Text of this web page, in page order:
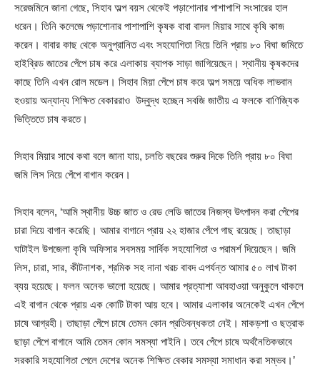
সরেজমিনে জানা গেছে, সিহাব অল্প বয়স থেকেই পড়াশোনার পাশাপাশি সংসারের হাল
ধরেন। তিনি কলেজে পড়াশোনার পাশাপাশি কৃষক বাবা বাদল মিয়ার সাথে কৃষি কাজ
করেন। বাবার কাছ থেকে অনুপ্রানিত এবং সহযোগিতা নিয়ে তিনি প্রায় ৮০ বিঘা জমিতে
হাইব্রিড জাতের পেঁপে চাষ করে এলাকায় ব্যাপক সাড়া জাগিয়েছেন। স্থানীয় কৃষকদের
কাছে তিনি এখন রোল মডেল। সিহাব মিয়া পেঁপে চাষ করে অল্প সময়ে অধিক লাভবান
হওয়ায় অন্যান্য শিক্ষিত বেকাররাও উদ্বুদ্ধ হচ্ছেন সবজি জাতীয় এ ফলকে বাণিজ্যিক
ভিত্তিতে চাষ করতে।
সিহাব মিয়ার সাথে কথা বলে জানা যায়, চলতি বছরের শুরুর দিকে তিনি প্রায় ৮০ বিঘা
জমি লিস নিয়ে পেঁপে বাগান করেন।
সিহাব বলেন, ‘আমি স্থানীয় উচ্চ জাত ও রেড লেডি জাতের নিজস্ব উৎপাদন করা পেঁপের
চারা দিয়ে বাগান করেছি। আমার বাগানে প্রায় ২২ হাজার পেঁপে গাছ রয়েছে। তাছাড়া
ঘাটাইল উপজেলা কৃষি অফিসার সবসময় সার্বিক সহযোগিতা ও পরামর্শ দিয়েছেন। জমি
লিস, চারা, সার, কীটনাশক, শ্রমিক সহ নানা খরচ বাবদ এপর্যন্ত আমার ৫০ লাখ টাকা
ব্যয় হয়েছে। ফলন অনেক ভালো হয়েছে। আমার প্রত্যাশা আবহাওয়া অনুকুলে থাকলে
এই বাগান থেকে প্রায় এক কোটি টাকা আয় হবে। আমার এলাকার অনেকেই এখন পেঁপে
চাষে আগ্রহী। তাছাড়া পেঁপে চাষে তেমন কোন প্রতিবন্ধকতা নেই। মাকড়শা ও ছত্রাক
ছাড়া পেঁপে বাগানে আমি তেমন কোন সমস্যা পাইনি। তবে পেঁপে চাষে অর্থনৈতিকভাবে
সরকারি সহযোগিতা পেলে দেশের অনেক শিক্ষিত বেকার সমস্যা সমাধান করা সম্ভব।’